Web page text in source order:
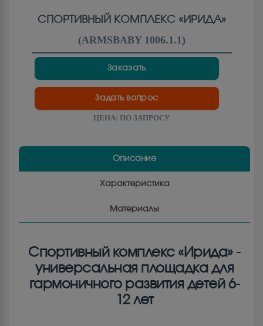
СПОРТИВНЫЙ КОМПЛЕКС «ИРИДА»
(ARMSBABY 1006.1.1)
Заказать
Задать вопрос
ЦЕНА: ПО ЗАПРОСУ
Описание
Характеристика
Материалы
Спортивный комплекс «Ирида» -
универсальная площадка для
гармоничного развития детей 6-
12 лет